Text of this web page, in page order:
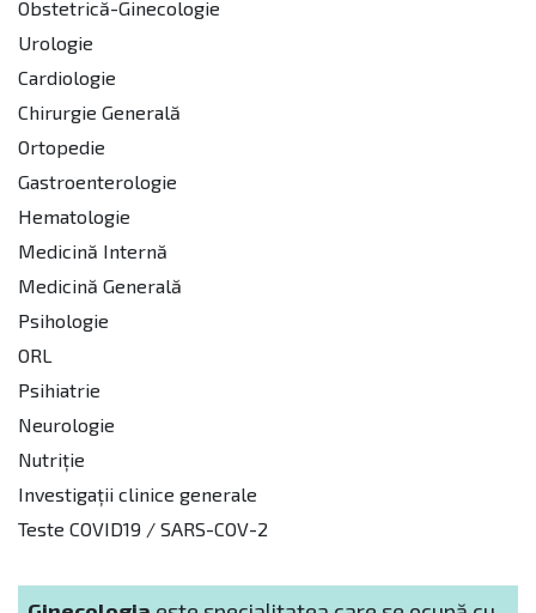
Obstetrică-Ginecologie
Urologie
Cardiologie
Chirurgie Generală
Ortopedie
Gastroenterologie
Hematologie
Medicină Internă
Medicină Generală
Psihologie
ORL
Psihiatrie
Neurologie
Nutriție
Investigații clinice generale
Teste COVID19 / SARS-COV-2